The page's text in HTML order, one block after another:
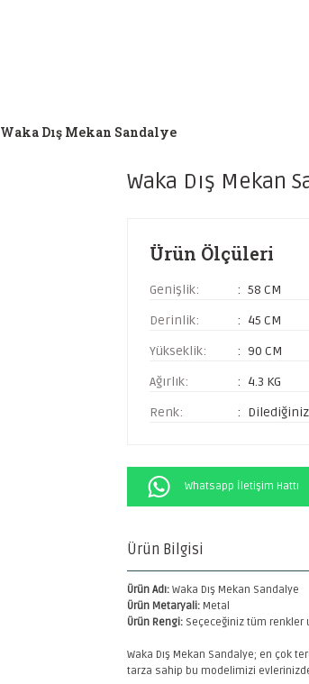
Waka Dış Mekan Sandalye
Waka Dış Mekan
Ürün Ölçüleri
Genişlik:
58 CM
Derinlik:
45 CM
Yükseklik:
90 CM
Ağırlık:
4.3 KG
Renk:
Whatsapp İletişim Hattı
Ürün Bilgisi
Ürün Adı: Waka Dış Mekan Sandalye
Ürün Metaryali: Metal
Ürün Rengi: Seçeceğiniz tüm renkler
Waka Dış Mekan Sandalye; en çok
tarza sahip bu modelimizi